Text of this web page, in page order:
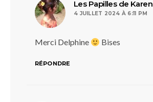
Les Papilles de Karen
4 JUILLET 2024 À 6:11 PM
Merci Delphine Bises
RÉPONDRE